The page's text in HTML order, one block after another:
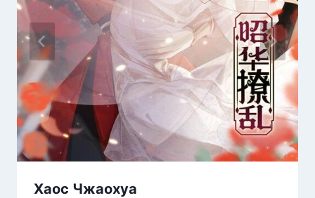
Хаос Чжаохуа